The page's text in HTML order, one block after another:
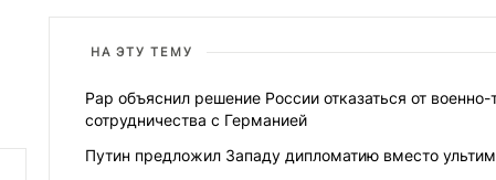
НА ЭТУ ТЕМУ
Рар объяснил решение России отказаться от военно-
сотрудничества с Германией
Путин предложил Западу дипломатию вместо